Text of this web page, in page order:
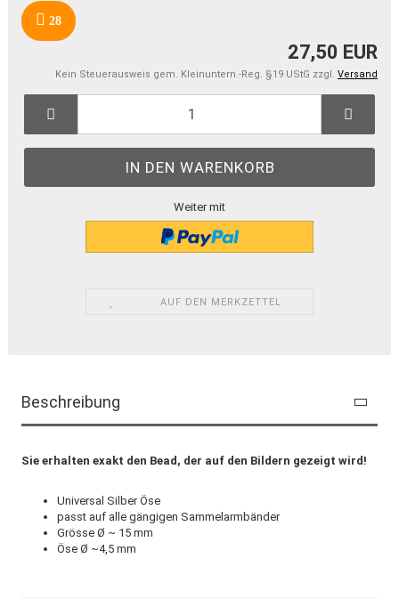
28
27,50 EUR
Kein Steuerausweis gem. Kleinuntern.-Reg. §19 UStG zzgl. Versand
Weiter mit
AUF DEN MERKZETTEL
Beschreibung
Sie erhalten exakt den Bead, der auf den Bildern gezeigt wird!
Universal Silber Öse
passt auf alle gängigen Sammelarmbänder
Grösse Ø ~ 15 mm
Öse Ø ~4,5 mm